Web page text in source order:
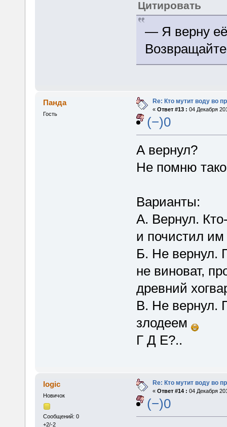
Цитировать
— Я верну
Панда
Гость
Re: Кто мутит воду во
« Ответ #13 : 04 Декабря
(−)0
А вернул?
Не помню
Варианты:
А. Вернул.
и почистил
Б. Не вернул.
не виноват,
древний
В. Не вернул.
злодеем
Г Д Е?..
logic
Новичок
Сообщений: 0
+2/-2
Re: Кто мутит воду во
« Ответ #14 : 04 Декабря
(−)0